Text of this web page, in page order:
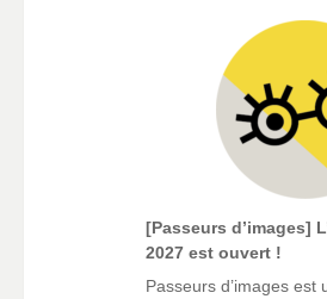
[Passeurs d’images]
2027 est ouvert !
Passeurs d’images est